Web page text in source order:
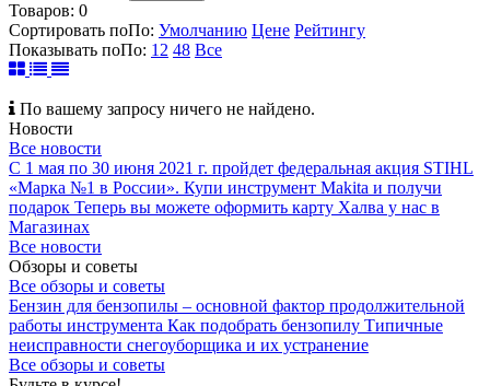
Товаров: 0
Сортировать поПо: Умолчанию Цене Рейтингу
Показывать поПо: 12 48 Все
По вашему запросу ничего не найдено.
Новости
Все новости
С 1 мая по 30 июня 2021 г. пройдет федеральная акция STIHL
«Марка №1 в России». Купи инструмент Makita и получи
подарок Теперь вы можете оформить карту Халва у нас в
Магазинах
Все новости
Обзоры и советы
Все обзоры и советы
Бензин для бензопилы – основной фактор продолжительной
работы инструмента Как подобрать бензопилу Типичные
неисправности снегоуборщика и их устранение
Все обзоры и советы